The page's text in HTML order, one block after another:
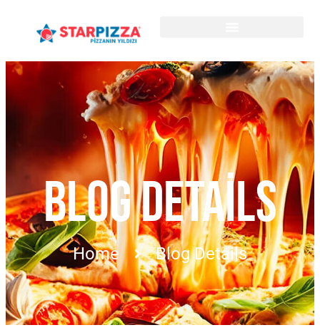
BLOG DETAILS
Home Blog Details